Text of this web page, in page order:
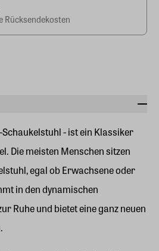
Schaukelstuhl - ist ein Klassiker
Die meisten Menschen sitzen
egal ob Erwachsene oder
in den dynamischen
Ruhe und bietet eine ganz neuen
Rücksendekosten